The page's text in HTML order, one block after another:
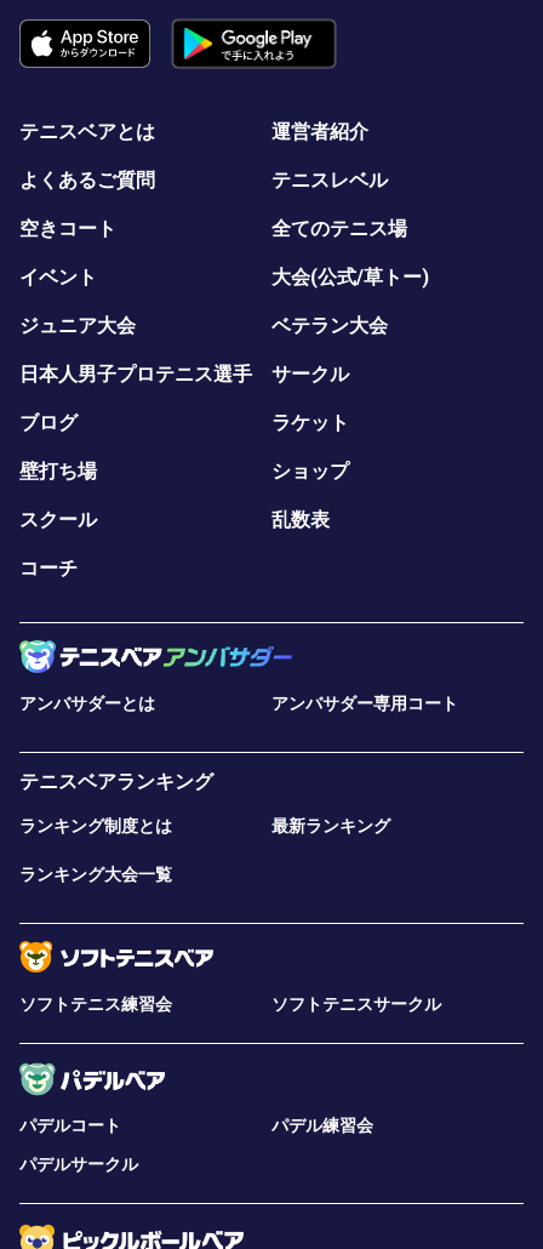
テニスベアとは 運営者紹介
よくあるご質問 テニスレベル
空きコート 全てのテニス場
イベント 大会(公式/草トー)
ジュニア大会 ベテラン大会
日本人男子プロテニス選手 サークル
ブログ ラケット
壁打ち場 ショップ
スクール 乱数表
コーチ
アンバサダーとは アンバサダー専用コート
テニスベアランキング
ランキング制度とは 最新ランキング
ランキング大会一覧
ソフトテニス練習会 ソフトテニスサークル
パデルコート
パデル練習会
パデルサークル